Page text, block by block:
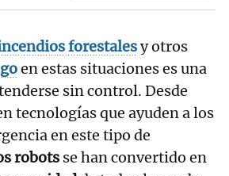
forestalesy otros
en estas situaciones es una
sin control. Desde
tecnologías que ayuden a los
en este tipo de
robots se han convertido en